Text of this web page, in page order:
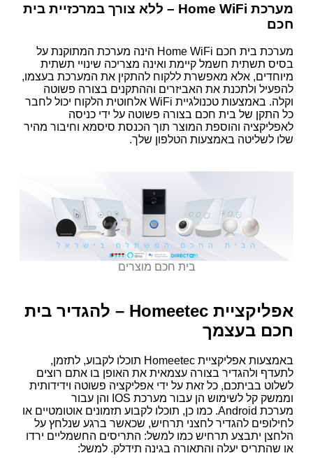
מערכת Home WiFi – ללא צורך במרכזיית בית
חכם
מערכת בית חכם Home WiFi הינה מערכת המתוקנת על
בסיס תשתית חשמל קיימת ואינה מצריכה שינויי תשתית
מיוחדים, אלא מאפשרת ללקוח להתקין את המערכת בעצמו,
להפעיל ולתכנת את האביזרים וההתקנים בצורה פשוטה
וקלה. באמצעות טכנולגיית WiFi אלחוטית הלקוח יכול לחבר
כל התקן של בית חכם בצורה פשוטה על ידי כניסה
לאפליקציה והוספת המוצר תוך הכנסת סיסמא וחיבור מהיר
שלו לשליטה באמצעות הטלפון שלך.
בית חכם מוצרים
אפליקציית Homeetec – להגדיר בית
חכם בעצמך
באמצעות אפליקציית Homeetec תוכלו לקבוע, לתזמן,
לתעדף ולהגדיר בצורה עצמאית את האופן בו אתם רוצים
לשלוט בביתכם, כל זאת על ידי אפליקציה פשוטה וידידותית
וממשק קל לשימוש הן עבור מערכת IOS והן עבור
מערכת Android. כמו כן, תוכלו לקבוע תזמונים אוטומטיים או
לחילופים להגדיר לחצני תרחיש, שכאשר ברגע שנלחץ על
הלחצן יתבצע תרחיש כמו למשל: התריסים החשמליים ירדו
או שהתריס יעלה והתאורה בגינה תידלק. למשל: